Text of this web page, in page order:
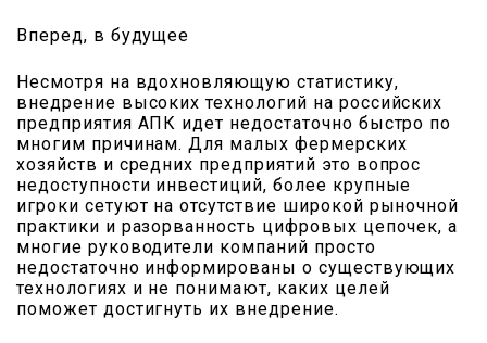
Вперед, в будущее
Несмотря на вдохновляющую статистику,
внедрение высоких технологий на российских
предприятия АПК идет недостаточно быстро по
многим причинам. Для малых фермерских
хозяйств и средних предприятий это вопрос
недоступности инвестиций, более крупные
игроки сетуют на отсутствие широкой рыночной
практики и разорванность цифровых цепочек, а
многие руководители компаний просто
недостаточно информированы о существующих
технологиях и не понимают, каких целей
поможет достигнуть их внедрение.